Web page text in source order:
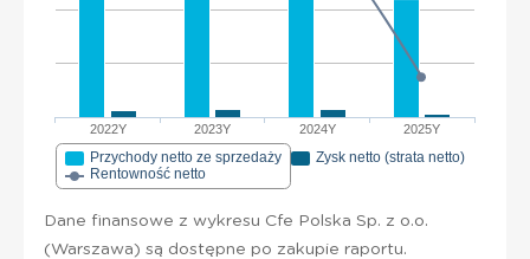
2022Y 2023Y 2024Y 2025Y
Przychody netto ze sprzedaży
Zysk netto (strata netto)
Rentowność netto
Dane finansowe z wykresu Cfe Polska Sp. z o.o.
(Warszawa) są dostępne po zakupie raportu.